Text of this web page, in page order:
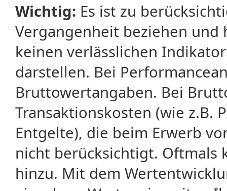
Wichtig: Es ist zu
Vergangenheit beziehen
keinen verlässlichen
darstellen. Bei
Bruttowertangaben. Bei
Transaktionskosten (wie z.B.
Entgelte), die beim Erwerb
nicht berücksichtigt. Oftmals
hinzu. Mit dem